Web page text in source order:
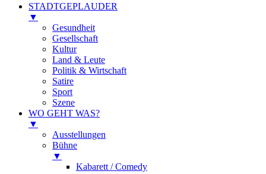
STADTGEPLAUDER
▼
Gesundheit
Gesellschaft
Kultur
Land & Leute
Politik & Wirtschaft
Satire
Sport
Szene
WO GEHT WAS?
▼
Ausstellungen
Bühne
▼
Kabarett / Comedy